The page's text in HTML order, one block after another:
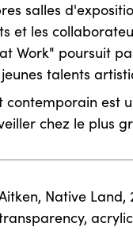
salles
et les
Work" poursuit
talents
contemporain est
chez le plus
Native Land,